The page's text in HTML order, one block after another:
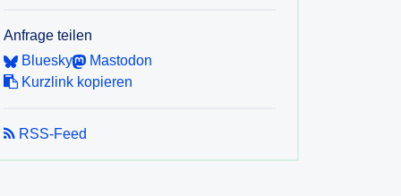
Anfrage teilen
Bluesky
Mastodon
Kurzlink kopieren
RSS-Feed